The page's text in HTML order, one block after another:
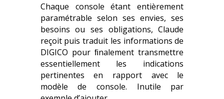
Chaque console étant entièrement
paramétrable selon ses envies, ses
besoins ou ses obligations, Claude
reçoit puis traduit les informations de
DIGICO pour ﬁnalement transmettre
essentiellement les indications
pertinentes en rapport avec le
modèle de console. Inutile par